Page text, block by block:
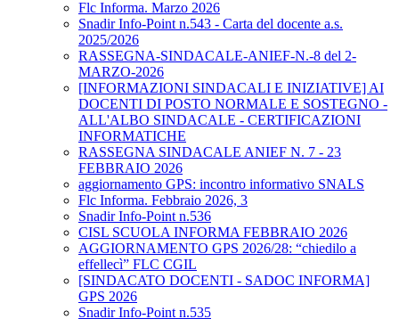
Flc Informa. Marzo 2026
Snadir Info-Point n.543 - Carta del docente a.s.
2025/2026
RASSEGNA-SINDACALE-ANIEF-N.-8 del 2-
MARZO-2026
[INFORMAZIONI SINDACALI E INIZIATIVE] AI
DOCENTI DI POSTO NORMALE E SOSTEGNO -
ALL'ALBO SINDACALE - CERTIFICAZIONI
INFORMATICHE
RASSEGNA SINDACALE ANIEF N. 7 - 23
FEBBRAIO 2026
aggiornamento GPS: incontro informativo SNALS
Flc Informa. Febbraio 2026, 3
Snadir Info-Point n.536
CISL SCUOLA INFORMA FEBBRAIO 2026
AGGIORNAMENTO GPS 2026/28: “chiedilo a
effellecì” FLC CGIL
[SINDACATO DOCENTI - SADOC INFORMA]
GPS 2026
Snadir Info-Point n.535